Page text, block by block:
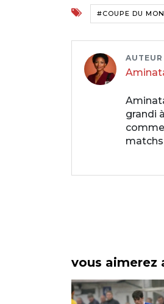
#COUPE DU
AUTEUR
grandi
vous aimerez